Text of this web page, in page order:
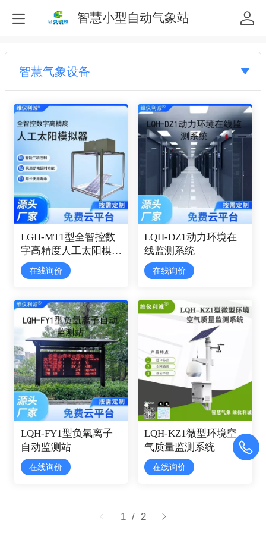
智慧小型自动气象站
智慧气象设备
LGH-MT1型全智控数
字高精度人工太阳模拟
器
在线询价
LQH-DZ1动力环境在
线监测系统
在线询价
LQH-FY1型负氧离子
自动监测站
在线询价
LQH-KZ1微型环境空
气质量监测系统
在线询价
1 / 2